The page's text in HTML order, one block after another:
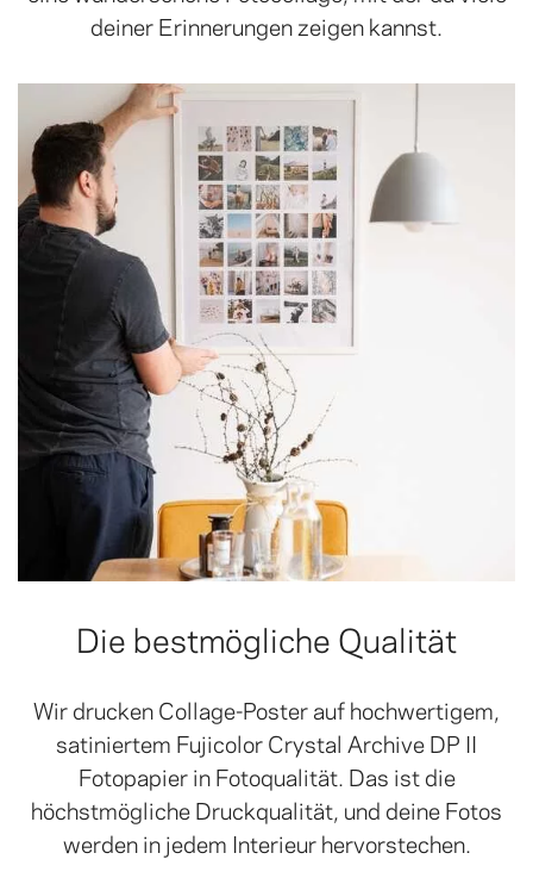
deiner Erinnerungen zeigen kannst.
Die bestmögliche Qualität
Wir drucken Collage-Poster auf hochwertigem,
satiniertem Fujicolor Crystal Archive DP II
Fotopapier in Fotoqualität. Das ist die
höchstmögliche Druckqualität, und deine Fotos
werden in jedem Interieur hervorstechen.